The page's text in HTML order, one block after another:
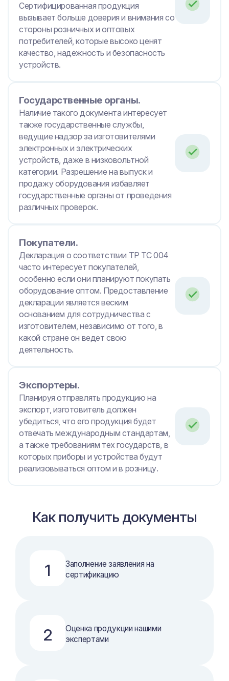
Сертифицированная продукция
вызывает больше доверия и внимания со
стороны розничных и оптовых
потребителей, которые высоко ценят
качество, надежность и безопасность
устройств.
Государственные органы.
Наличие такого документа интересует
также государственные службы,
ведущие надзор за изготовителями
электронных и электрических
устройств, даже в низковольтной
категории. Разрешение на выпуск и
продажу оборудования избавляет
государственные органы от проведения
различных проверок.
Покупатели.
Декларация о соответствии ТР ТС 004
часто интересует покупателей,
особенно если они планируют покупать
оборудование оптом. Предоставление
декларации является веским
основанием для сотрудничества с
изготовителем, независимо от того, в
какой стране он ведет свою
деятельность.
Экспортеры.
Планируя отправлять продукцию на
экспорт, изготовитель должен
убедиться, что его продукция будет
отвечать международным стандартам,
а также требованиям тех государств, в
которых приборы и устройства будут
реализовываться оптом и в розницу.
Как получить документы
1
Заполнение заявления на
сертификацию
2
Оценка продукции нашими
экспертами